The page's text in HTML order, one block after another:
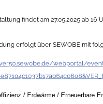
findet am 27.05.2025 ab 16
erfolgt über SEWOBE mit
webportal/
/ Erdwärme/ Erneuerbare